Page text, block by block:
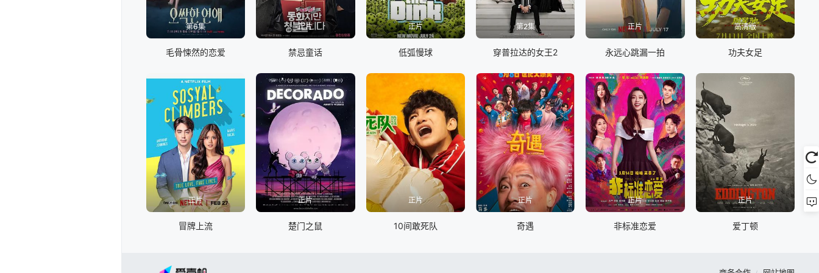
第6集
毛骨悚然的恋爱
正片
禁忌童话
正片
低弧慢球
第2集
穿普拉达的女王2
正片
永远心跳漏一拍
高清版
功夫女足
正片
冒牌上流
正片
楚门之鼠
正片
10间敢死队
正片
奇遇
正片
非标准恋爱
正片
爱丁顿